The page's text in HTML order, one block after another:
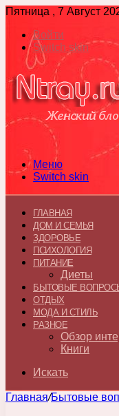
Пятница , 7 Август
Войти
Switch skin
Меню
Switch skin
ГЛАВНАЯ
ДОМ И СЕМЬЯ
ЗДОРОВЬЕ
ПСИХОЛОГИЯ
ПИТАНИЕ
Диеты
БЫТОВЫЕ
ОТДЫХ
МОДА И СТИЛЬ
РАЗНОЕ
Обзор
Книги
Искать
Главная/Бытовые